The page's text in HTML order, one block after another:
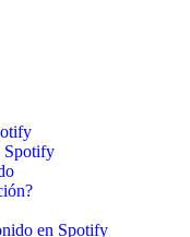
Spotify
en Spotify